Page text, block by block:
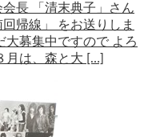
長 「清末典子」さん
帰線」 をお送りしま
大募集中ですので よろ
月は、森と大 […]